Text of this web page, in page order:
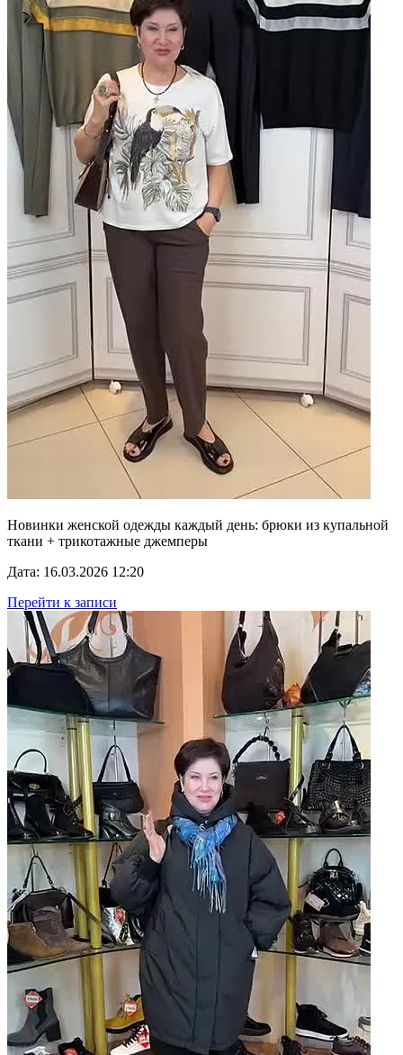
Новинки женской одежды каждый день: брюки из купальной
ткани + трикотажные джемперы
Дата: 16.03.2026 12:20
Перейти к записи